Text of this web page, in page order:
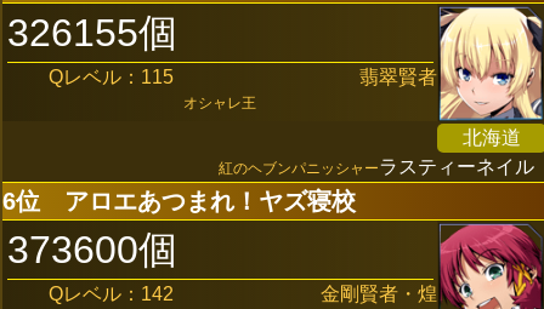
326155個
Qレベル：115 翡翠賢者
オシャレ王
北海道
紅のヘブンパニッシャーラスティーネイル
6位 アロエあつまれ！ヤズ寝校
373600個
Qレベル：142 金剛賢者・煌